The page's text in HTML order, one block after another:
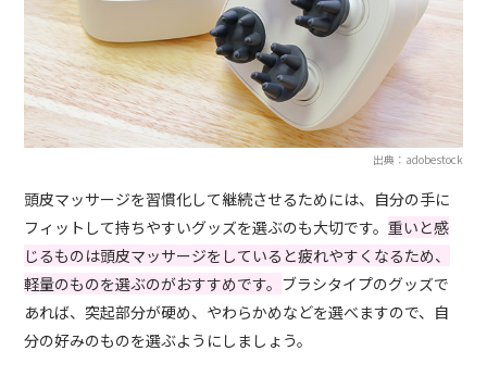
出典：adobestock
頭皮マッサージを習慣化して継続させるためには、自分の手に
フィットして持ちやすいグッズを選ぶのも大切です。重いと感
じるものは頭皮マッサージをしていると疲れやすくなるため、
軽量のものを選ぶのがおすすめです。 ブラシタイプのグッズで
あれば、突起部分が硬め、やわらかめなどを選べますので、自
分の好みのものを選ぶようにしましょう。